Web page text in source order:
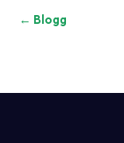
← Blogg